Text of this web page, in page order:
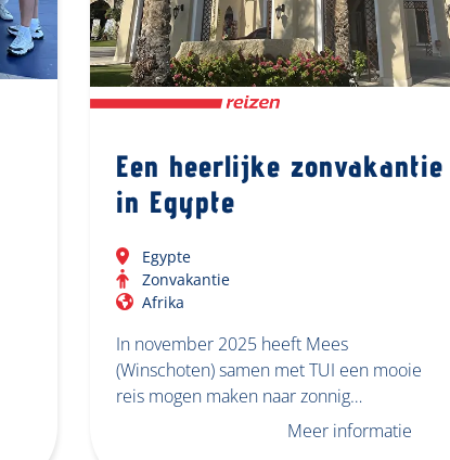
Een heerlijke zonvakantie
in Egypte
Egypte
Zonvakantie
Afrika
In november 2025 heeft Mees
(Winschoten) samen met TUI een mooie
reis mogen maken naar zonnig…
Meer informatie